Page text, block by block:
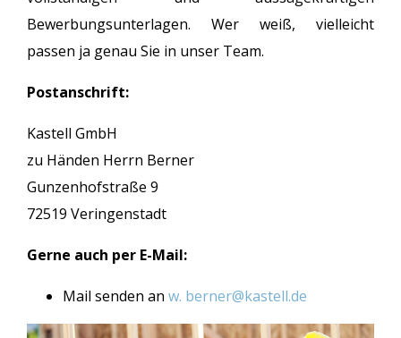
Bewerbungsunterlagen. Wer weiß, vielleicht
passen ja genau Sie in unser Team.
Postanschrift:
Kastell GmbH
zu Händen Herrn Berner
Gunzenhofstraße 9
72519 Veringenstadt
Gerne auch per E-Mail:
Mail senden an w. berner@kastell.de